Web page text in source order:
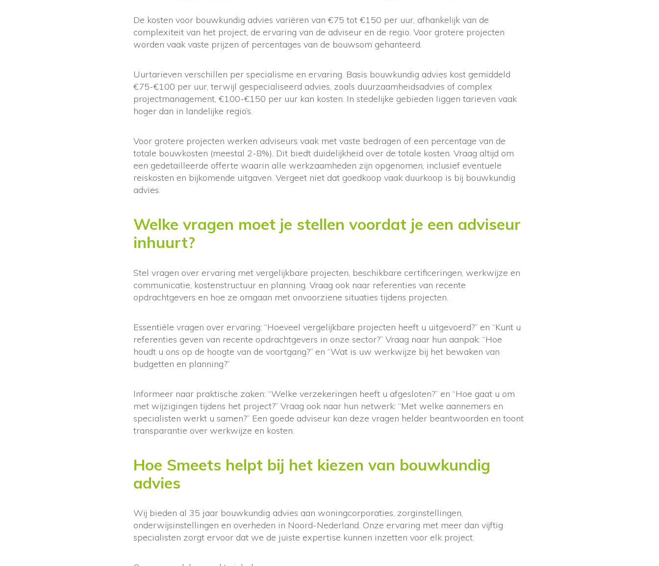
De kosten voor bouwkundig advies variëren van €75 tot €150 per uur, afhankelijk van de
complexiteit van het project, de ervaring van de adviseur en de regio. Voor grotere projecten
worden vaak vaste prijzen of percentages van de bouwsom gehanteerd.
Uurtarieven verschillen per specialisme en ervaring. Basis bouwkundig advies kost gemiddeld
€75-€100 per uur, terwijl gespecialiseerd advies, zoals duurzaamheidsadvies of complex
projectmanagement, €100-€150 per uur kan kosten. In stedelijke gebieden liggen tarieven vaak
hoger dan in landelijke regio’s.
Voor grotere projecten werken adviseurs vaak met vaste bedragen of een percentage van de
totale bouwkosten (meestal 2-8%). Dit biedt duidelijkheid over de totale kosten. Vraag altijd om
een gedetailleerde offerte waarin alle werkzaamheden zijn opgenomen, inclusief eventuele
reiskosten en bijkomende uitgaven. Vergeet niet dat goedkoop vaak duurkoop is bij bouwkundig
advies.
Welke vragen moet je stellen voordat je een adviseur
inhuurt?
Stel vragen over ervaring met vergelijkbare projecten, beschikbare certificeringen, werkwijze en
communicatie, kostenstructuur en planning. Vraag ook naar referenties van recente
opdrachtgevers en hoe ze omgaan met onvoorziene situaties tijdens projecten.
Essentiële vragen over ervaring: “Hoeveel vergelijkbare projecten heeft u uitgevoerd?” en “Kunt u
referenties geven van recente opdrachtgevers in onze sector?” Vraag naar hun aanpak: “Hoe
houdt u ons op de hoogte van de voortgang?” en “Wat is uw werkwijze bij het bewaken van
budgetten en planning?”
Informeer naar praktische zaken: “Welke verzekeringen heeft u afgesloten?” en “Hoe gaat u om
met wijzigingen tijdens het project?” Vraag ook naar hun netwerk: “Met welke aannemers en
specialisten werkt u samen?” Een goede adviseur kan deze vragen helder beantwoorden en toont
transparantie over werkwijze en kosten.
Hoe Smeets helpt bij het kiezen van bouwkundig
advies
Wij bieden al 35 jaar bouwkundig advies aan woningcorporaties, zorginstellingen,
onderwijsinstellingen en overheden in Noord-Nederland. Onze ervaring met meer dan vijftig
specialisten zorgt ervoor dat we de juiste expertise kunnen inzetten voor elk project.